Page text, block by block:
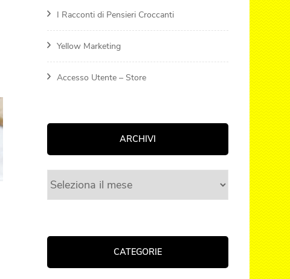
I Racconti di Pensieri Croccanti
Yellow Marketing
Accesso Utente – Store
ARCHIVI
Archivi
CATEGORIE